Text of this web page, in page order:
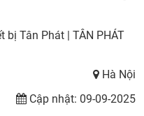
bị Tân Phát | TÂN PHÁT
Hà Nội
Cập nhật: 09-09-2025